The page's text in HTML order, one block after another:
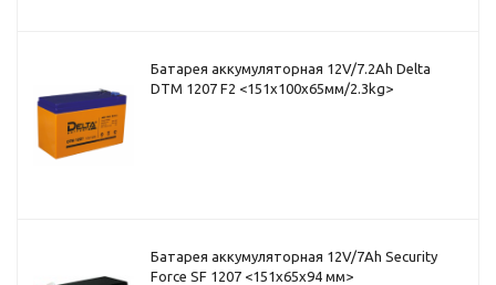
Батарея аккумуляторная 12V/7.2Ah Delta
DTM 1207 F2 <151x100x65мм/2.3kg>
Батарея аккумуляторная 12V/7Ah Security
Force SF 1207 <151x65x94 мм>